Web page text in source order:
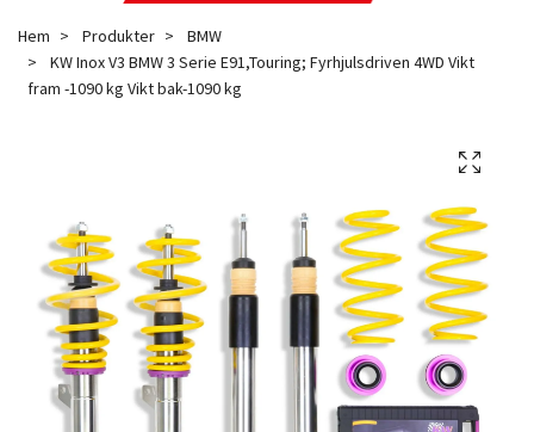
Hem Produkter
BMW
KW Inox V3 BMW 3 Serie E91,Touring; Fyrhjulsdriven 4WD Vikt
fram -1090 kg Vikt bak-1090 kg